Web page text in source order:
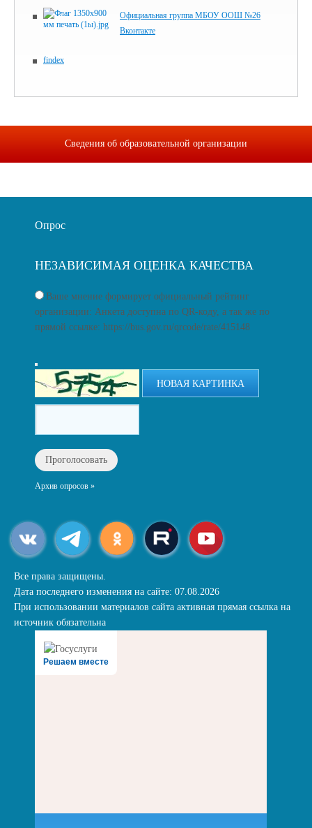
Официальная группа МБОУ ООШ №26
Вконтакте
findex
Сведения об образовательной организации
Опрос
НЕЗАВИСИМАЯ ОЦЕНКА КАЧЕСТВА
Ваше мнение формирует официальный рейтинг
организации: Анкета доступна по QR-коду, а так же по
прямой ссылке: https://bus.gov.ru/qrcode/rate/415148
НОВАЯ КАРТИНКА
Архив опросов »
Все права защищены.
Дата последнего изменения на сайте: 07.08.2026
При использовании материалов сайта активная прямая ссылка на
источник обязательна
Решаем вместе